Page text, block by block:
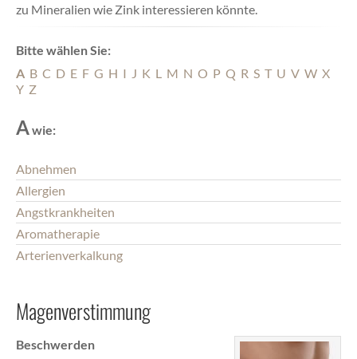
zu Mineralien wie Zink interessieren könnte.
Bitte wählen Sie:
A B C D E F G H I J K L M N O P Q R S T U V W X
Y Z
Awie:
Abnehmen
Allergien
Angstkrankheiten
Aromatherapie
Arterienverkalkung
Magenverstimmung
Beschwerden